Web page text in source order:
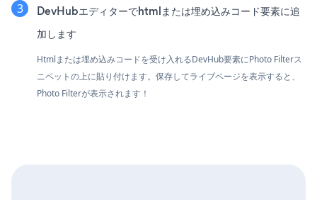
DevHubエディターでhtmlまたは埋め込みコード要素に追
加します
Htmlまたは埋め込みコードを受け入れるDevHub要素にPhoto Filterス
ニペットの上に貼り付けます。保存してライブページを表示すると、
Photo Filterが表示されます！